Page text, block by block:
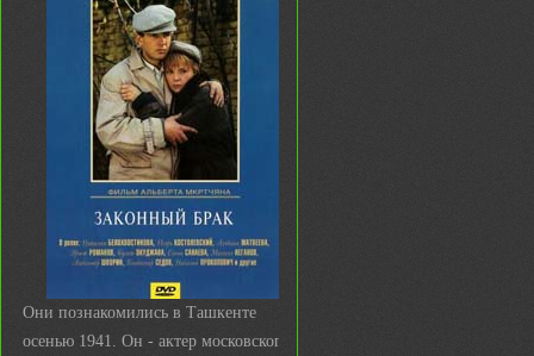
Они познакомились в Ташкенте
осенью 1941. Он - актер московского